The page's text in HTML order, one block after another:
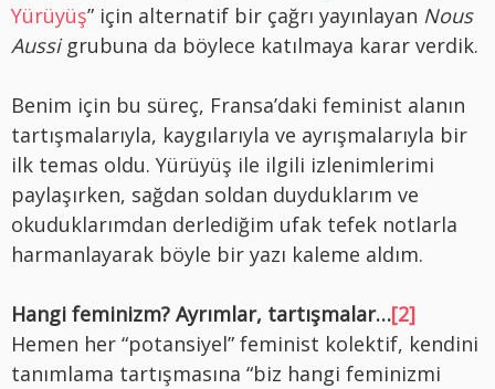
Yürüyüş” için alternatif bir çağrı yayınlayan Nous
Aussigrubuna da böylece katılmaya karar verdik.
Benim için bu süreç, Fransa’daki feminist alanın
tartışmalarıyla, kaygılarıyla ve ayrışmalarıyla bir
ilk temas oldu. Yürüyüş ile ilgili izlenimlerimi
paylaşırken, sağdan soldan duyduklarım ve
okuduklarımdan derlediğim ufak tefek notlarla
harmanlayarak böyle bir yazı kaleme aldım.
Hangi feminizm? Ayrımlar, tartışmalar…[2]
Hemen her “potansiyel” feminist kolektif, kendini
tanımlama tartışmasına “biz hangi feminizmi